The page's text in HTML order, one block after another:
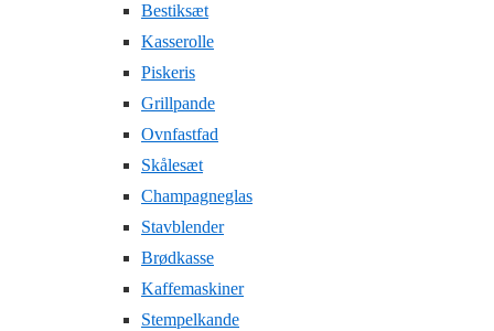
Bestiksæt
Kasserolle
Piskeris
Grillpande
Ovnfastfad
Skålesæt
Champagneglas
Stavblender
Brødkasse
Kaffemaskiner
Stempelkande